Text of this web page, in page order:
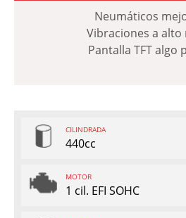
Neumáticos
Vibraciones a alto
Pantalla TFT algo
CILINDRADA
440cc
MOTOR
1 cil. EFI SOHC